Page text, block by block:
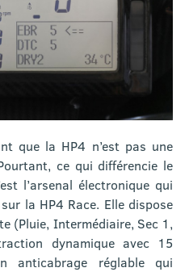
que la HP4 n’est pas une
ce qui différencie le
l’arsenal électronique qui
la HP4 Race. Elle dispose
(Pluie, Intermédiaire, Sec 1,
dynamique avec 15
anticabrage réglable qui